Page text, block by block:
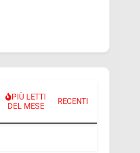
PIÙ LETTI
DEL MESE
RECENTI